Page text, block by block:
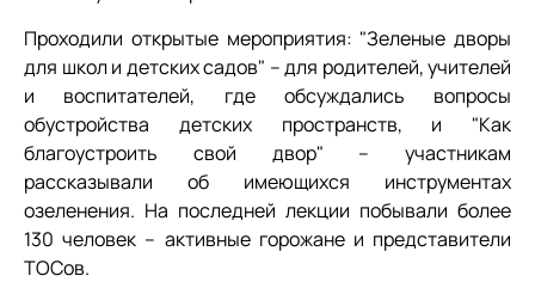
Проходили открытые мероприятия: "Зеленые дворы
для школ и детских садов" – для родителей, учителей
и воспитателей, где обсуждались вопросы
обустройства детских пространств, и "Как
благоустроить свой двор" – участникам
рассказывали об имеющихся инструментах
озеленения. На последней лекции побывали более
130 человек – активные горожане и представители
ТОСов.